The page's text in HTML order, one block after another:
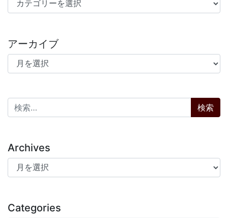
アーカイブ
アーカイブ
検索:
Archives
Archives
Categories